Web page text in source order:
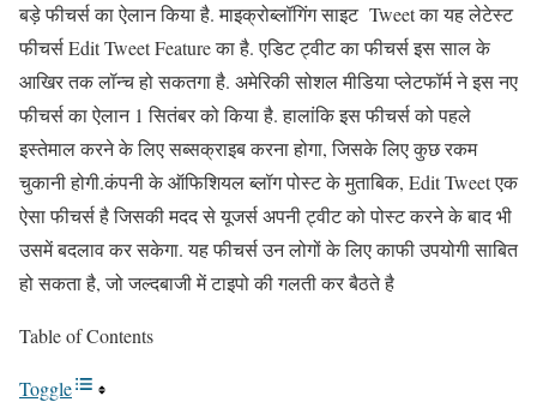
बड़े फीचर्स का ऐलान किया है. माइक्रोब्लॉगिंग साइट Tweet का यह लेटेस्ट
फीचर्स Edit Tweet Feature का है. एडिट ट्वीट का फीचर्स इस साल के
आखिर तक लॉन्च हो सकतगा है. अमेरिकी सोशल मीडिया प्लेटफॉर्म ने इस नए
फीचर्स का ऐलान 1 सितंबर को किया है. हालांकि इस फीचर्स को पहले
इस्तेमाल करने के लिए सब्सक्राइब करना होगा, जिसके लिए कुछ रकम
चुकानी होगी.कंपनी के ऑफिशियल ब्लॉग पोस्ट के मुताबिक, Edit Tweet एक
ऐसा फीचर्स है जिसकी मदद से यूजर्स अपनी ट्वीट को पोस्ट करने के बाद भी
उसमें बदलाव कर सकेगा. यह फीचर्स उन लोगों के लिए काफी उपयोगी साबित
हो सकता है, जो जल्दबाजी में टाइपो की गलती कर बैठते है
Table of Contents
Toggle